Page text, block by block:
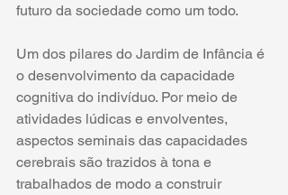
futuro da sociedade como um todo.
Um dos pilares do Jardim de Infância é
o desenvolvimento da capacidade
cognitiva do indivíduo. Por meio de
atividades lúdicas e envolventes,
aspectos seminais das capacidades
cerebrais são trazidos à tona e
trabalhados de modo a construir